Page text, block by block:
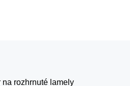
na rozhrnuté lamely